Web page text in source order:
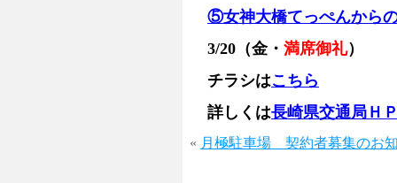
⑤女神大橋てっぺんから
3/20（金・ 満席御礼）
チラシはこちら
詳しくは長崎県交通局Ｈ
« 月極駐車場 契約者募集のお